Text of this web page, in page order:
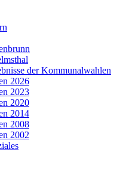
der Kommunalwahlen
2026
2023
2020
2014
2008
2002